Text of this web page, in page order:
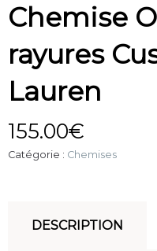
Chemise
rayures
Lauren
155.00€
Catégorie : Chemises
DESCRIPTION